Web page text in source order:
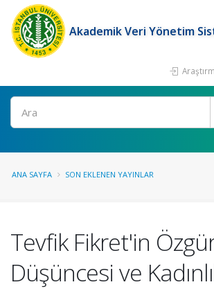
Akademik Veri Yönetim
Ara
ANA SAYFA SON EKLENEN YAYINLAR
Tevfik Fikret'in
Düşüncesi ve